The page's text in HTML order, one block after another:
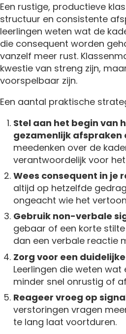
Een rustige, productieve
structuur en consistente
leerlingen weten wat de
die consequent worden
vanzelf meer rust.
kwestie van streng zijn,
voorspelbaar zijn.
Een aantal praktische
Stel aan het begin van
gezamenlijk afspraken
meedenken over de
verantwoordelijk voor
Wees consequent in je
altijd op hetzelfde
ongeacht wie het
Gebruik non-verbale
gebaar of een korte
dan een verbale reactie
Zorg voor een
Leerlingen die weten
minder snel onrustig of
Reageer vroeg op
verstoringen vragen
te lang laat voortduren.